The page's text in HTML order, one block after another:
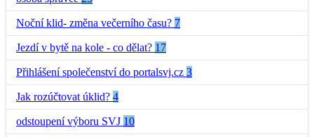
Noční klid- změna večerního času? 7
Jezdí v bytě na kole - co dělat? 17
Přihlášení společenství do portalsvj.cz 3
Jak rozúčtovat úklid? 4
odstoupení výboru SVJ 10